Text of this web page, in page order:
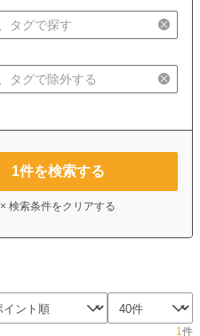
1件を検索する
× 検索条件をクリアする
1件